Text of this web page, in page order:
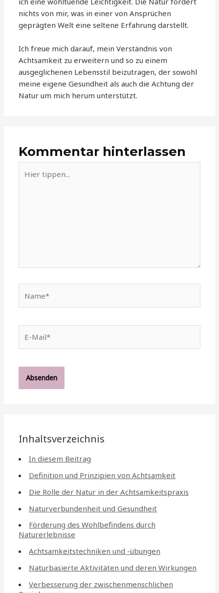
nichts von mir, was in einer von Ansprüchen
geprägten Welt eine seltene Erfahrung darstellt.
Ich freue mich darauf, mein Verständnis von
Achtsamkeit zu erweitern und so zu einem
ausgeglichenen Lebensstil beizutragen, der sowohl
meine eigene Gesundheit als auch die Achtung der
Natur um mich herum unterstützt.
Kommentar hinterlassen
tippen...
Mail*
Inhaltsverzeichnis
In diesem Beitrag
Definition und Prinzipien von Achtsamkeit
Die Rolle der Natur in der Achtsamkeitspraxis
Naturverbundenheit und Gesundheit
Förderung des Wohlbefindens durch
Naturerlebnisse
Achtsamkeitstechniken und -übungen
Naturbasierte Aktivitäten und deren Wirkungen
Verbesserung der zwischenmenschlichen